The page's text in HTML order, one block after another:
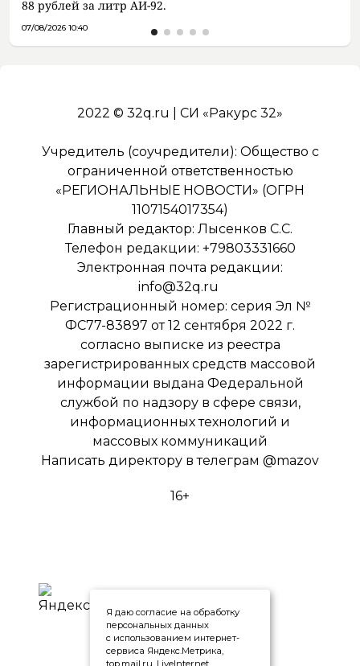
88 рублей за литр АИ-92.
07/08/2026 10:40
2022 © 32q.ru | СИ «Ракурс 32»
Учредитель (соучредители): Общество с
ограниченной ответственностью
«РЕГИОНАЛЬНЫЕ НОВОСТИ» (ОГРН
1107154017354)
Главный редактор: Лысенков С.С.
Телефон редакции: +79803331660
Электронная почта редакции:
info@32q.ru
Регистрационный номер: серия Эл №
ФС77-83897 от 12 сентября 2022 г.
согласно выписке из реестра
зарегистрированных средств массовой
информации выдана Федеральной
службой по надзору в сфере связи,
информационных технологий и
массовых коммуникаций
Написать директору в телеграм @mazov
16+
Я даю согласие на обработку
персональных данных
с использованием интернет-
сервиса Яндекс.Метрика,
top.mail.ru, LiveInternet